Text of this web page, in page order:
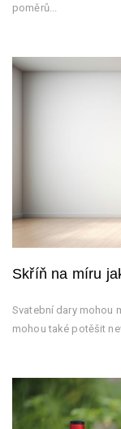
poměrů...
Skříň na míru
Svatební dary mohou
mohou také potěšit